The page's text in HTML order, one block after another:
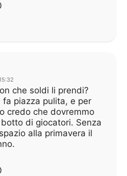
che soldi li prendi?
fa piazza pulita, e per
credo che dovremmo
di giocatori. Senza
alla primavera il